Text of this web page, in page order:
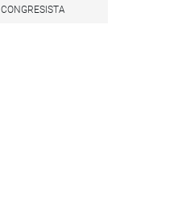
CONGRESISTA